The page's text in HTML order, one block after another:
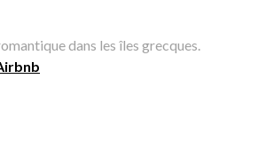
dans les îles grecques.